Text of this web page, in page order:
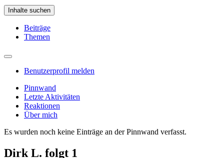
Inhalte suchen
Beiträge
Themen
Benutzerprofil melden
Pinnwand
Letzte Aktivitäten
Reaktionen
Über mich
Es wurden noch keine Einträge an der Pinnwand verfasst.
Dirk L. folgt 1